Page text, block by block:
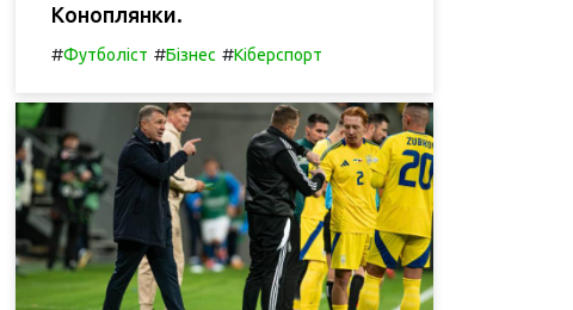
Коноплянки.
#Футболіст #Бізнес #Кіберспорт